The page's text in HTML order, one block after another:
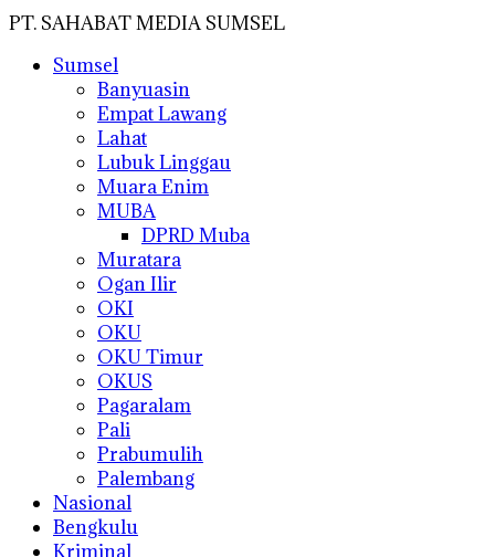
PT. SAHABAT MEDIA SUMSEL
Sumsel
Banyuasin
Empat Lawang
Lahat
Lubuk Linggau
Muara Enim
MUBA
DPRD Muba
Muratara
Ogan Ilir
OKI
OKU
OKU Timur
OKUS
Pagaralam
Pali
Prabumulih
Palembang
Nasional
Bengkulu
Kriminal